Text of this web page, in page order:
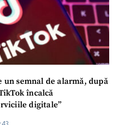
un semnal de alarmă, după
încalcă
digitale”